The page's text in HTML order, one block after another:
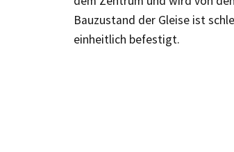
Bauzustand der Gleise ist
einheitlich befestigt.